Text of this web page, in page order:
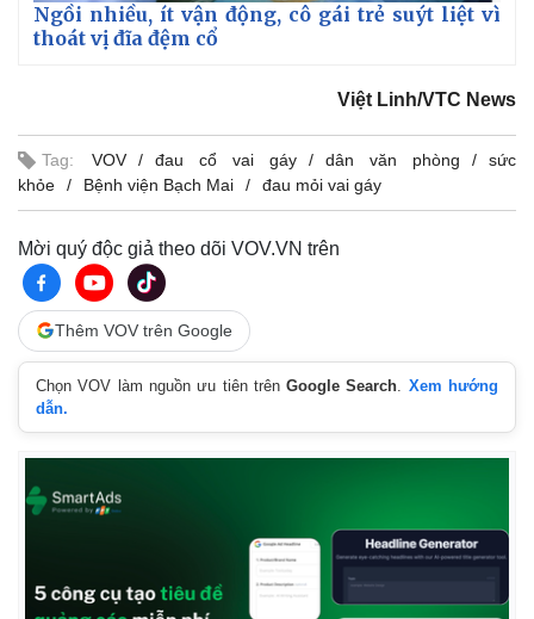
Ngồi nhiều, ít vận động, cô gái trẻ suýt liệt vì
thoát vị đĩa đệm cổ
Việt Linh/VTC News
Tag: VOV đau cổ vai gáy dân văn phòng
sức
khỏe
Bệnh viện Bạch Mai đau mỏi vai gáy
Mời quý độc giả theo dõi VOV.VN trên
Thêm VOV trên Google
Chọn VOV làm nguồn ưu tiên trênGoogle Search
Xem hướng
dẫn.